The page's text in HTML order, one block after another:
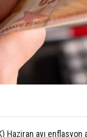
ayı enflasyon